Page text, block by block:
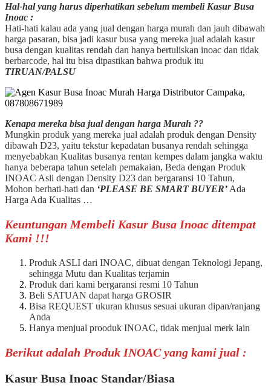
Hal-hal yang harus diperhatikan sebelum membeli Kasur Busa
Inoac :
Hati-hati kalau ada yang jual dengan harga murah dan jauh dibawah
harga pasaran, bisa jadi kasur busa yang mereka jual adalah kasur
busa dengan kualitas rendah dan hanya bertuliskan inoac dan tidak
berbarcode, hal itu bisa dipastikan bahwa produk itu
TIRUAN/PALSU
Kenapa mereka bisa jual dengan harga Murah ??
Mungkin produk yang mereka jual adalah produk dengan Density
dibawah D23, yaitu tekstur kepadatan busanya rendah sehingga
menyebabkan Kualitas busanya rentan kempes dalam jangka waktu
hanya beberapa tahun setelah pemakaian, Beda dengan Produk
INOAC Asli dengan Density D23 dan bergaransi 10 Tahun,
Mohon berhati-hati dan ‘PLEASE BE SMART BUYER’ Ada
Harga Ada Kualitas …
Keuntungan Membeli Kasur Busa Inoac ditempat
Kami !!!
Produk ASLI dari INOAC, dibuat dengan Teknologi Jepang,
sehingga Mutu dan Kualitas terjamin
Produk dari kami bergaransi resmi 10 Tahun
Beli SATUAN dapat harga GROSIR
Bisa REQUEST ukuran khusus sesuai ukuran dipan/ranjang
Anda
Hanya menjual prooduk INOAC, tidak menjual merk lain
Berikut adalah Produk INOAC yang kami jual :
Kasur Busa Inoac Standar/Biasa